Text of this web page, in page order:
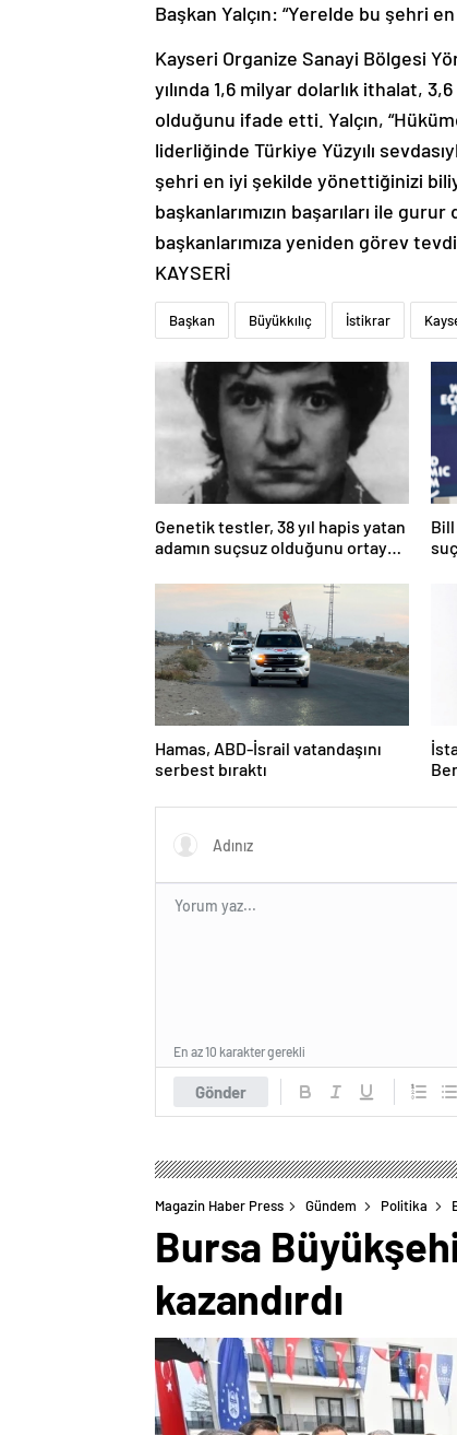
Başkan Yalçın: “Yerelde bu şehri
Kayseri Organize Sanayi Bölgesi
yılında 1,6 milyar dolarlık ithalat,
olduğunu ifade etti. Yalçın,
liderliğinde Türkiye Yüzyılı
şehri en iyi şekilde yönettiğinizi
başkanlarımızın başarıları ile
başkanlarımıza yeniden görev
KAYSERİ
Başkan Büyükkılıç İstikrar
Genetik testler, 38 yıl hapis yatan
adamın suçsuz olduğunu ortaya
Bill
Hamas, ABD-İsrail vatandaşını
serbest bıraktı
Gönder
En az 10 karakter gerekli
Magazin Haber Press Gündem Politika
Bursa
kazandırdı